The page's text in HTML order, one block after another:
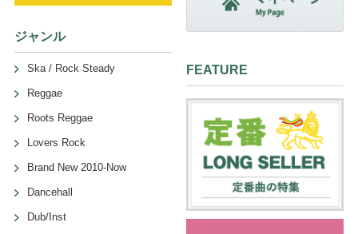
ジャンル
Ska / Rock Steady
Reggae
Roots Reggae
Lovers Rock
Brand New 2010-Now
Dancehall
Dub/Inst
FEATURE